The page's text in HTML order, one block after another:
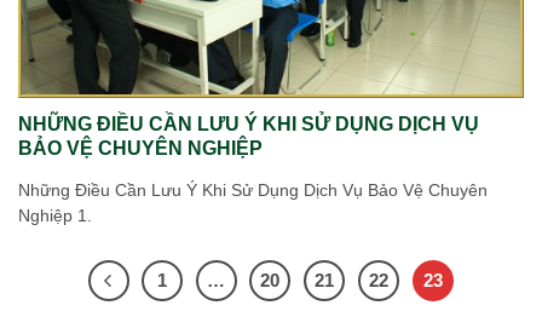
NHỮNG ĐIỀU CẦN LƯU Ý KHI SỬ DỤNG DỊCH VỤ
BẢO VỆ CHUYÊN NGHIỆP
Những Điều Cần Lưu Ý Khi Sử Dụng Dịch Vụ Bảo Vệ Chuyên
Nghiệp 1.
1 … 20 21 22 23